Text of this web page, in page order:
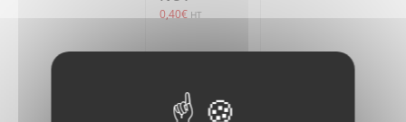
0,40€ HT
au
panier